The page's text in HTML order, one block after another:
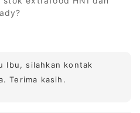
Ibu, silahkan kontak
Terima kasih.